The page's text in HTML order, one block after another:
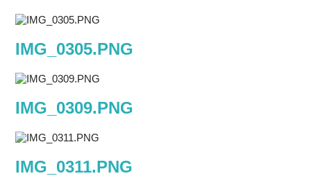
IMG_0305.PNG
IMG_0309.PNG
IMG_0311.PNG